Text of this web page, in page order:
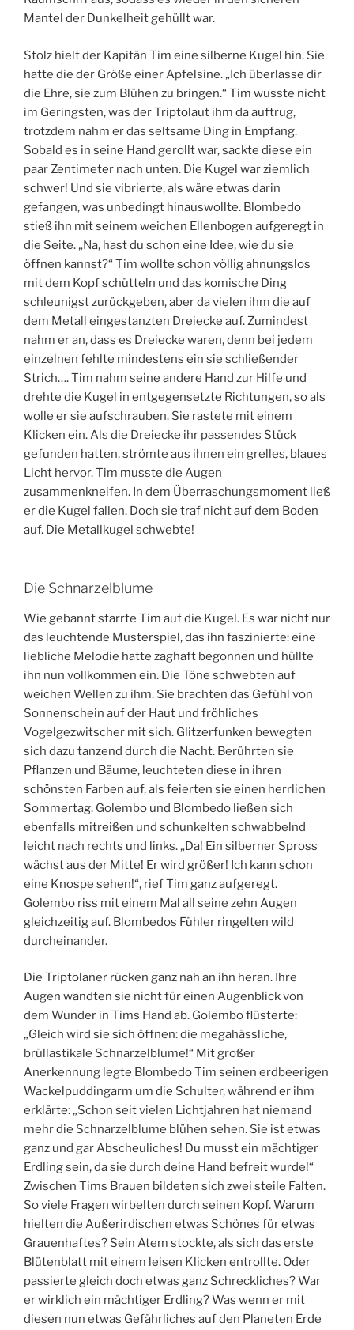
Mantel der Dunkelheit gehüllt war.
Stolz hielt der Kapitän Tim eine silberne Kugel hin. Sie
hatte die der Größe einer Apfelsine. „Ich überlasse dir
die Ehre, sie zum Blühen zu bringen.“ Tim wusste nicht
im Geringsten, was der Triptolaut ihm da auftrug,
trotzdem nahm er das seltsame Ding in Empfang.
Sobald es in seine Hand gerollt war, sackte diese ein
paar Zentimeter nach unten. Die Kugel war ziemlich
schwer! Und sie vibrierte, als wäre etwas darin
gefangen, was unbedingt hinauswollte. Blombedo
stieß ihn mit seinem weichen Ellenbogen aufgeregt in
die Seite. „Na, hast du schon eine Idee, wie du sie
öffnen kannst?“ Tim wollte schon völlig ahnungslos
mit dem Kopf schütteln und das komische Ding
schleunigst zurückgeben, aber da vielen ihm die auf
dem Metall eingestanzten Dreiecke auf. Zumindest
nahm er an, dass es Dreiecke waren, denn bei jedem
einzelnen fehlte mindestens ein sie schließender
Strich…. Tim nahm seine andere Hand zur Hilfe und
drehte die Kugel in entgegensetzte Richtungen, so als
wolle er sie aufschrauben. Sie rastete mit einem
Klicken ein. Als die Dreiecke ihr passendes Stück
gefunden hatten, strömte aus ihnen ein grelles, blaues
Licht hervor. Tim musste die Augen
zusammenkneifen. In dem Überraschungsmoment ließ
er die Kugel fallen. Doch sie traf nicht auf dem Boden
auf. Die Metallkugel schwebte!
Die Schnarzelblume
Wie gebannt starrte Tim auf die Kugel. Es war nicht nur
das leuchtende Musterspiel, das ihn faszinierte: eine
liebliche Melodie hatte zaghaft begonnen und hüllte
ihn nun vollkommen ein. Die Töne schwebten auf
weichen Wellen zu ihm. Sie brachten das Gefühl von
Sonnenschein auf der Haut und fröhliches
Vogelgezwitscher mit sich. Glitzerfunken bewegten
sich dazu tanzend durch die Nacht. Berührten sie
Pflanzen und Bäume, leuchteten diese in ihren
schönsten Farben auf, als feierten sie einen herrlichen
Sommertag. Golembo und Blombedo ließen sich
ebenfalls mitreißen und schunkelten schwabbelnd
leicht nach rechts und links. „Da! Ein silberner Spross
wächst aus der Mitte! Er wird größer! Ich kann schon
eine Knospe sehen!“, rief Tim ganz aufgeregt.
Golembo riss mit einem Mal all seine zehn Augen
gleichzeitig auf. Blombedos Fühler ringelten wild
durcheinander.
Die Triptolaner rücken ganz nah an ihn heran. Ihre
Augen wandten sie nicht für einen Augenblick von
dem Wunder in Tims Hand ab. Golembo flüsterte:
„Gleich wird sie sich öffnen: die megahässliche,
brüllastikale Schnarzelblume!“ Mit großer
Anerkennung legte Blombedo Tim seinen erdbeerigen
Wackelpuddingarm um die Schulter, während er ihm
erklärte: „Schon seit vielen Lichtjahren hat niemand
mehr die Schnarzelblume blühen sehen. Sie ist etwas
ganz und gar Abscheuliches! Du musst ein mächtiger
Erdling sein, da sie durch deine Hand befreit wurde!“
Zwischen Tims Brauen bildeten sich zwei steile Falten.
So viele Fragen wirbelten durch seinen Kopf. Warum
hielten die Außerirdischen etwas Schönes für etwas
Grauenhaftes? Sein Atem stockte, als sich das erste
Blütenblatt mit einem leisen Klicken entrollte. Oder
passierte gleich doch etwas ganz Schreckliches? War
er wirklich ein mächtiger Erdling? Was wenn er mit
diesen nun etwas Gefährliches auf den Planeten Erde